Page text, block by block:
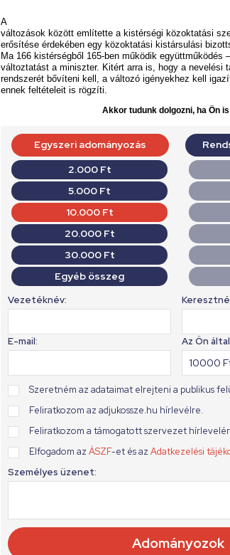
A
változások között említette a kistérségi közoktatási
erősítése érdekében egy közoktatási kistársulási
Ma 166 kistérségből 165-ben működik együttműködés
változtatást a miniszter. Kitért arra is, hogy a nevelési
rendszerét bővíteni kell, a változó igényekhez kell
ennek feltételeit is rögzíti.
Akkor tudunk dolgozni, ha Ön